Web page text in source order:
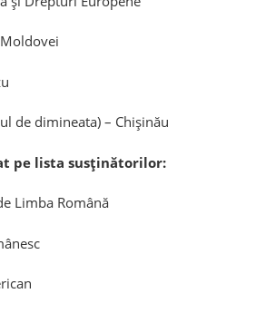
de dimineata) – Chişinău
pe lista susținătorilor:
Limba Română